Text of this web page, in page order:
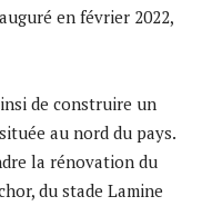
en février 2022,
de construire un
au nord du pays.
la rénovation du
du stade Lamine